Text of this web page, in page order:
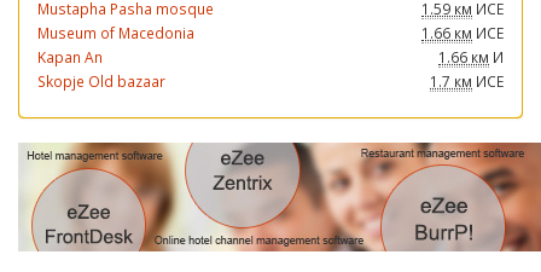
Mustapha Pasha mosque
1.59 км ИСЕ
Museum of Macedonia
1.66 км ИСЕ
Kapan An
1.66 км И
Skopje Old bazaar
1.7 км ИСЕ